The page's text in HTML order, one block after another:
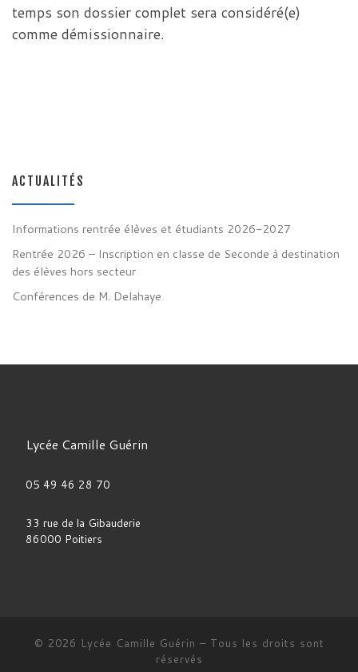
temps son dossier complet sera considéré(e)
comme démissionnaire.
ACTUALITÉS
Informations rentrée élèves et étudiants 2026-2027
Rentrée 2026 – Inscription en classe de Seconde à destination
des élèves hors secteur
Conférences de M. Delahaye
Lycée Camille Guérin
05 49 46 28 70
33 rue de la Gibauderie
86000 Poitiers
© 2026 Lycée Camille Guérin – Tous les droits sont
réservés